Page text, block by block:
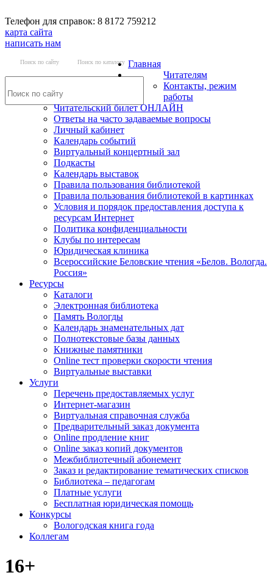
Телефон для справок: 8 8172 759212
карта сайта
написать нам
Поиск по сайту Поиск по каталогу Главная
Читателям
Контакты, режим
работы
Читательский билет ОНЛАЙН
Ответы на часто задаваемые вопросы
Личный кабинет
Календарь событий
Виртуальный концертный зал
Подкасты
Календарь выставок
Правила пользования библиотекой
Правила пользования библиотекой в картинках
Условия и порядок предоставления доступа к
ресурсам Интернет
Политика конфиденциальности
Клубы по интересам
Юридическая клиника
Всероссийские Беловские чтения «Белов. Вологда.
Россия»
Ресурсы
Каталоги
Электронная библиотека
Память Вологды
Календарь знаменательных дат
Полнотекстовые базы данных
Книжные памятники
Online тест проверки скорости чтения
Виртуальные выставки
Услуги
Перечень предоставляемых услуг
Интернет-магазин
Виртуальная справочная служба
Предварительный заказ документа
Online продление книг
Online заказ копий документов
Межбиблиотечный абонемент
Заказ и редактирование тематических списков
Библиотека – педагогам
Платные услуги
Бесплатная юридическая помощь
Конкурсы
Вологодская книга года
Коллегам
16+